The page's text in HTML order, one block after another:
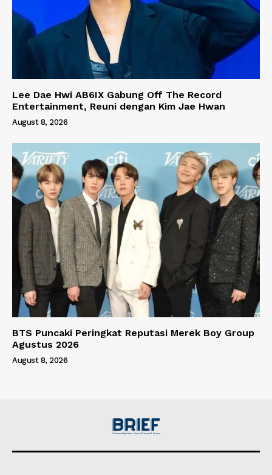
Lee Dae Hwi AB6IX Gabung Off The Record
Entertainment, Reuni dengan Kim Jae Hwan
August 8, 2026
BTS Puncaki Peringkat Reputasi Merek Boy Group
Agustus 2026
August 8, 2026